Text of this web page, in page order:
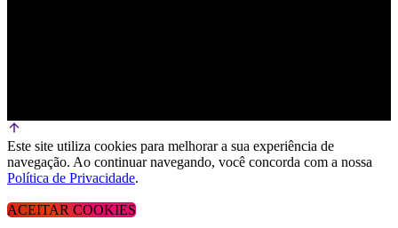
Este site utiliza cookies para melhorar a sua experiência de
navegação. Ao continuar navegando, você concorda com a nossa
Política de Privacidade.
ACEITAR COOKIES